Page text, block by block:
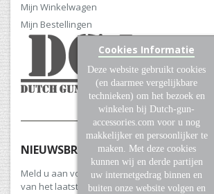
Mijn Winkelwagen
Mijn Bestellingen
NIEUWSBRIEF
Meld u aan voor onze nieuwsbrief en blijf
van het laatste nieuws en aanbiedingen.
Cookies Informatie
Deze website gebruikt cookies
(en daarmee vergelijkbare
technieken) om het bezoek en
winkelen bij Dutch-gun-
accessories.com voor u nog
makkelijker en persoonlijker te
maken. Met deze cookies
kunnen wij en derde partijen
uw internetgedrag binnen en
buiten onze website volgen en